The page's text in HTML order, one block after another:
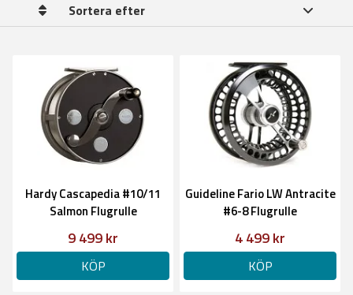
Sortera efter
Hardy Cascapedia #10/11
Salmon Flugrulle
9 499 kr
KÖP
Guideline Fario LW Antracite
#6-8 Flugrulle
4 499 kr
KÖP